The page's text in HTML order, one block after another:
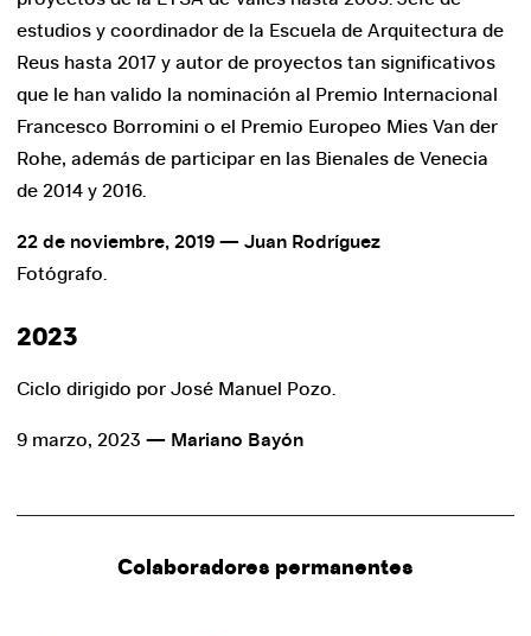
estudios y coordinador de la Escuela de Arquitectura de
Reus hasta 2017 y autor de proyectos tan significativos
que le han valido la nominación al Premio Internacional
Francesco Borromini o el Premio Europeo Mies Van der
Rohe, además de participar en las Bienales de Venecia
de 2014 y 2016.
22 de noviembre, 2019 — Juan Rodríguez
Fotógrafo.
2023
Ciclo dirigido por José Manuel Pozo.
9 marzo, 2023— Mariano Bayón
Colaboradores permanentes